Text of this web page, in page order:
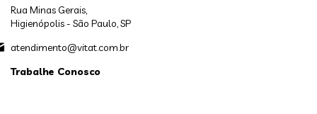
Rua Minas Gerais,
Higienópolis - São Paulo, SP
atendimento@vitat.com.br
Trabalhe Conosco